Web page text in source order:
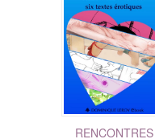
RENCONTRES